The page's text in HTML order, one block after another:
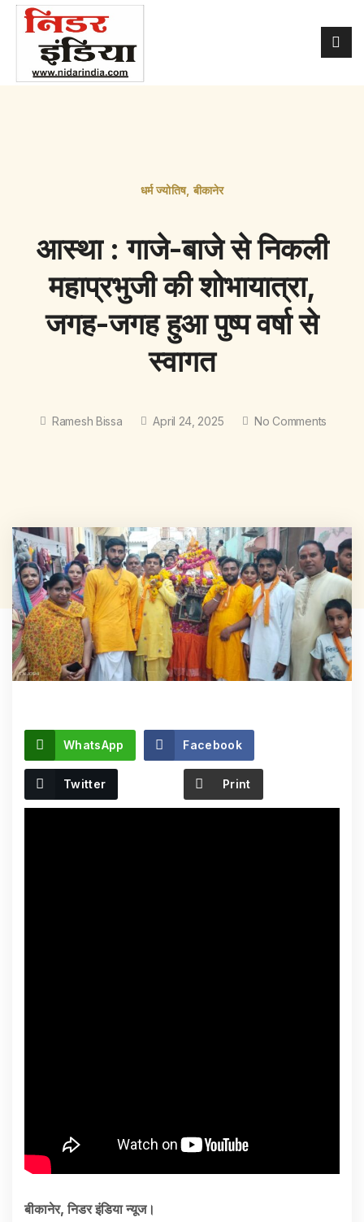
धर्म ज्योतिष,बीकानेर
आस्था : गाजे-बाजे से निकली
महाप्रभुजी की शोभायात्रा,
जगह-जगह हुआ पुष्प वर्षा से
स्वागत
Ramesh Bissa April 24, 2025 No Comments
WhatsApp Facebook
Twitter Print
बीकानेर, निडर इंडिया न्यूज।